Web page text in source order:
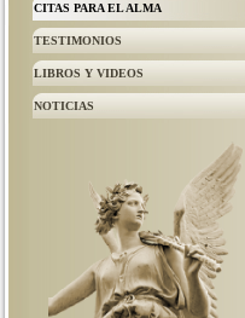
CITAS PARA EL ALMA
TESTIMONIOS
LIBROS Y VIDEOS
NOTICIAS